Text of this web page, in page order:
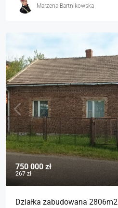
Marzena Bartnikowska
750 000 zł
267 zł
Działka zabudowana 2806m2